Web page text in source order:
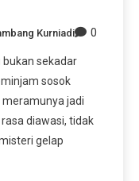
Kurniadi 0
bukan sekadar
sosok
jadi
diawasi, tidak
gelap